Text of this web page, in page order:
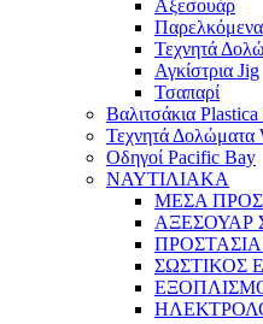
Αξεσουάρ
Παρελκόμενα
Τεχνητά
Αγκίστρια Jig
Τσαπαρί
Βαλιτσάκια
Τεχνητά
Οδηγοί Pacific Bay
ΝΑΥΤΙΛΙΑΚΑ
ΜΕΣΑ
ΑΞΕΣΟΥΑΡ
ΣΩΣΤΙΚΟΣ